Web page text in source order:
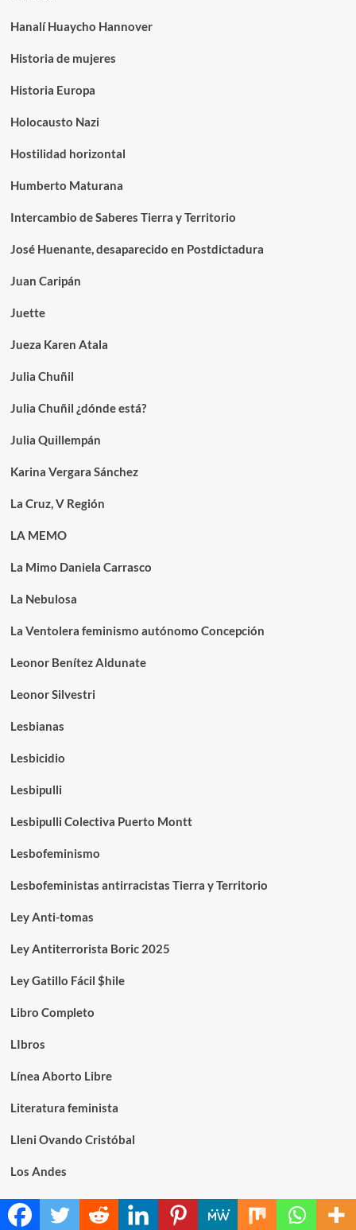
Hanalí Huaycho Hannover
Historia de mujeres
Historia Europa
Holocausto Nazi
Hostilidad horizontal
Humberto Maturana
Intercambio de Saberes Tierra y Territorio
José Huenante, desaparecido en Postdictadura
Juan Caripán
Juette
Jueza Karen Atala
Julia Chuñil
Julia Chuñil ¿dónde está?
Julia Quillempán
Karina Vergara Sánchez
La Cruz, V Región
LA MEMO
La Mimo Daniela Carrasco
La Nebulosa
La Ventolera feminismo autónomo Concepción
Leonor Benítez Aldunate
Leonor Silvestri
Lesbianas
Lesbicidio
Lesbipulli
Lesbipulli Colectiva Puerto Montt
Lesbofeminismo
Lesbofeministas antirracistas Tierra y Territorio
Ley Anti-tomas
Ley Antiterrorista Boric 2025
Ley Gatillo Fácil $hile
Libro Completo
LIbros
Línea Aborto Libre
Literatura feminista
Lleni Ovando Cristóbal
Los Andes
Los Partidos Políticos son machistas